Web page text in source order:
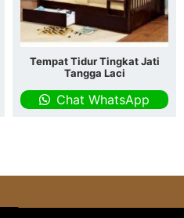
Tempat Tidur Tingkat Jati
Tangga Laci
Chat WhatsApp